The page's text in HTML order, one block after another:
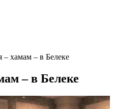
– хамам – в Белеке
– в Белеке